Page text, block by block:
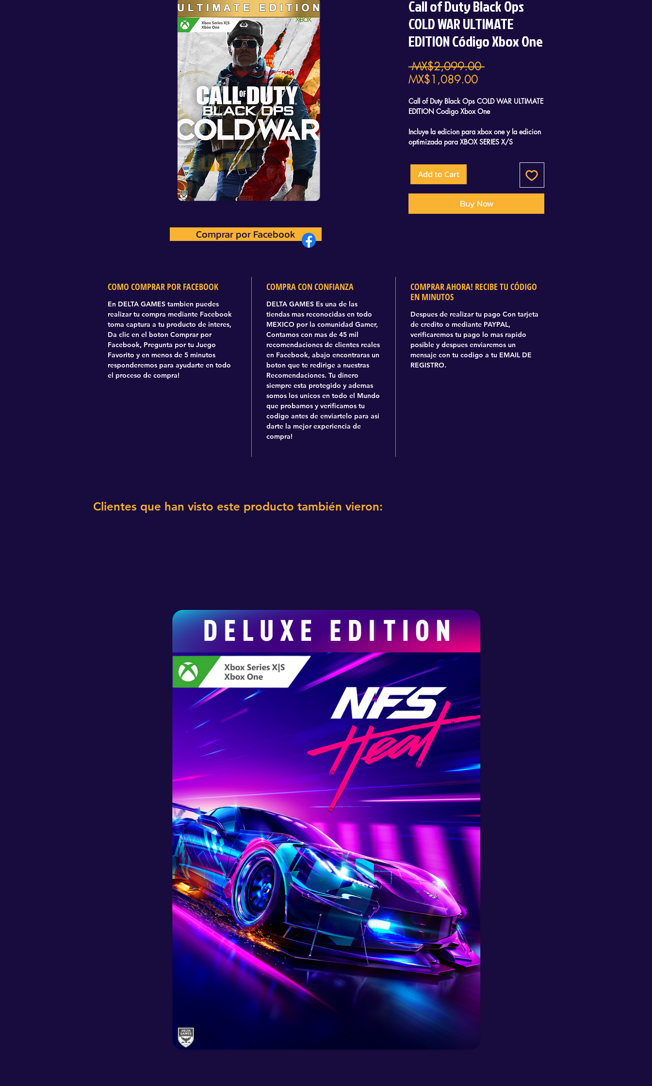
Comprar por Facebook
Call of Duty Black Ops
COLD WAR ULTIMATE
EDITION Código Xbox One
MX$2,099.00 Regular
MX$1,089.00Sale
Call of Duty Black Ops COLD WAR ULTIMATE
EDITION Codigo Xbox One
Incluye la edicion para xbox one y la edicion
optimizada para XBOX SERIES X/S
Ademas de un pack exclusivo: TIERRA, MAR
Y AIRE
Add to Cart
Buy Now
COMO COMPRAR POR FACEBOOK
En DELTA GAMES tambien puedes
realizar tu compra mediante Facebook
toma captura a tu producto de interes,
Da clic en el boton Comprar por
Facebook, Pregunta por tu Juego
Favorito y en menos de 5 minutos
responderemos para ayudarte en todo
el proceso de compra!
COMPRA CON CONFIANZA
DELTA GAMES Es una de las
tiendas mas reconocidas en todo
MEXICO por la comunidad Gamer,
Contamos con mas de 45 mil
recomendaciones de clientes reales
en Facebook, abajo encontraras un
boton que te redirige a nuestras
Recomendaciones. Tu dinero
siempre esta protegido y ademas
somos los unicos en todo el Mundo
que probamos y verificamos tu
codigo antes de enviartelo para asi
darte la mejor experiencia de
compra!
COMPRAR AHORA! RECIBE TU CÓDIGO
EN MINUTOS
Despues de realizar tu pago Con tarjeta
de credito o mediante PAYPAL,
verificaremos tu pago lo mas rapido
posible y despues enviaremos un
mensaje con tu codigo a tu EMAIL DE
REGISTRO.
Comprar por Facebook
Clientes que han visto este producto también vieron: